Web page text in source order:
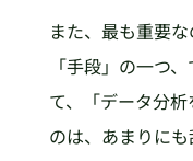
また、最も重要
「手段」の一つ
て、「データ分
のは、あまりにも